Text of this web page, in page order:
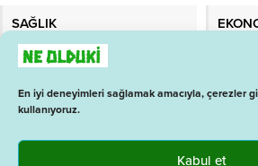
En iyi deneyimleri sağlamak amacıyla, çerezler
kullanıyoruz.
Kabul et
SAĞLIK
TEKNOLOJİ
1 İŞ ARA